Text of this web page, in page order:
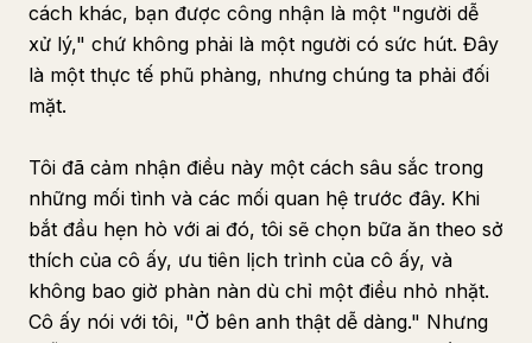
cách khác, bạn được công nhận là một "người dễ
xử lý," chứ không phải là một người có sức hút. Đây
là một thực tế phũ phàng, nhưng chúng ta phải đối
mặt.
Tôi đã cảm nhận điều này một cách sâu sắc trong
những mối tình và các mối quan hệ trước đây. Khi
bắt đầu hẹn hò với ai đó, tôi sẽ chọn bữa ăn theo sở
thích của cô ấy, ưu tiên lịch trình của cô ấy, và
không bao giờ phàn nàn dù chỉ một điều nhỏ nhặt.
Cô ấy nói với tôi, "Ở bên anh thật dễ dàng." Nhưng